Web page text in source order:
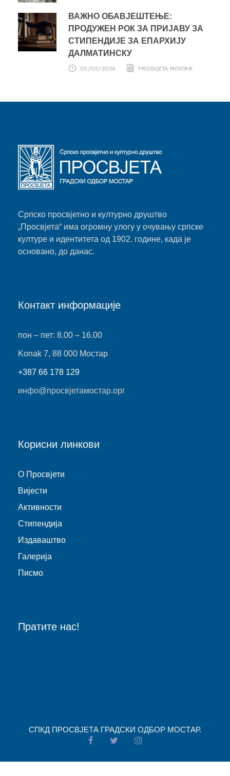
ВАЖНО ОБАВЈЕШТЕЊЕ:
ПРОДУЖЕН РОК ЗА ПРИЈАВУ ЗА
СТИПЕНДИЈЕ ЗА ЕПАРХИЈУ
ДАЛМАТИНСКУ
02/02/2026 PROSVJETA MOSTAR
Српско просвјетно и културно друштво
„Просвјета“ има огромну улогу у очувању српске
културе и идентитета од 1902. године, када је
основано, до данас.
Контакт информације
пон – пет: 8.00 – 16.00
Konak 7, 88 000 Мостар
+387 66 178 129
инфо@просвјетамостар.орг
Корисни линкови
O Просвјети
Виjести
Активности
Стипендија
Издаваштво
Галерија
Писмо
Пратите нас!
СПКД ПРОСВJЕТА ГРАДСКИ ОДБОР МОСТАР.